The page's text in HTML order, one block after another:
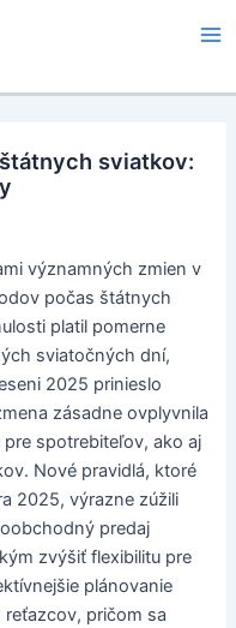
sviatkov:
významných zmien v
počas štátnych
platil pomerne
sviatočných dní,
2025 prinieslo
zásadne ovplyvnila
spotrebiteľov, ako aj
Nové pravidlá, ktoré
2025, výrazne zúžili
predaj
zvýšiť flexibilitu pre
plánovanie
pričom sa